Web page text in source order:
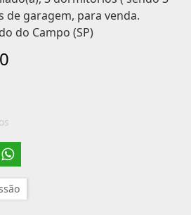
de garagem, para venda.
do Campo (SP)